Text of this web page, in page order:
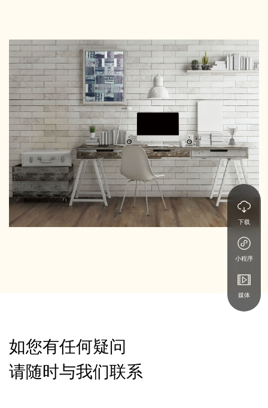
如您有任何疑问
请随时与我们联系
下载
小程序
媒体